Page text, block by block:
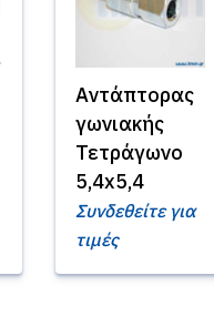
Αντάπτορας
γωνιακής
Τετράγωνο
5,4x5,4
Συνδεθείτε για
τιμές